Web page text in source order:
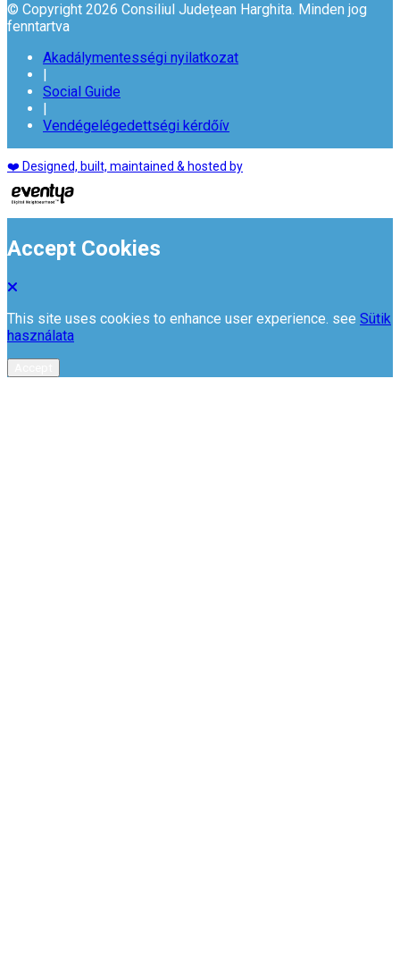
© Copyright 2026 Consiliul Județean Harghita. Minden jog
fenntartva
Akadálymentességi nyilatkozat
Social Guide
Vendégelégedettségi kérdőív
❤️ Designed, built, maintained & hosted by
Accept Cookies
This site uses cookies to enhance user experience. see Sütik
használata